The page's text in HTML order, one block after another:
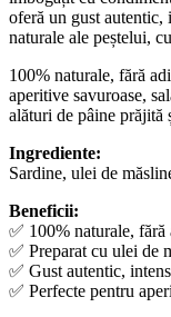
oferă un gust autentic,
naturale ale peștelui,
100% naturale, fără
aperitive savuroase,
alături de pâine prăjită
Ingrediente:
Sardine, ulei de
Beneficii:
✅ 100% naturale,
✅ Preparat cu ulei de
✅ Gust autentic,
✅ Perfecte pentru